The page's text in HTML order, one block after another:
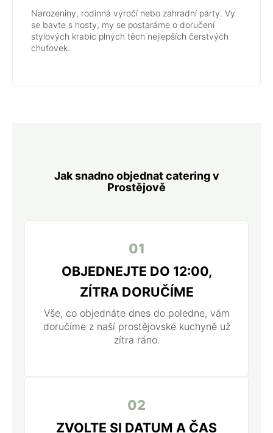
Narozeniny, rodinná výročí nebo zahradní párty. Vy
se bavte s hosty, my se postaráme o doručení
stylových krabic plných těch nejlepších čerstvých
chuťovek.
Jak snadno objednat catering v
Prostějově
01
OBJEDNEJTE DO 12:00,
ZÍTRA DORUČÍME
Vše, co objednáte dnes do poledne, vám
doručíme z naší prostějovské kuchyně už
zítra ráno.
02
ZVOLTE SI DATUM A ČAS